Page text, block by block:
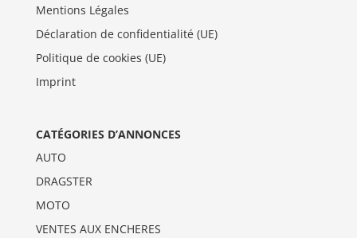
Mentions Légales
Déclaration de confidentialité (UE)
Politique de cookies (UE)
Imprint
CATÉGORIES D’ANNONCES
AUTO
DRAGSTER
MOTO
VENTES AUX ENCHERES